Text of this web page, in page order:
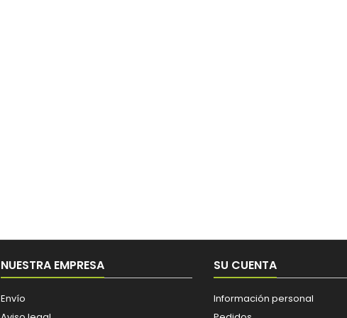
NUESTRA EMPRESA
Envío
SU CUENTA
Información personal